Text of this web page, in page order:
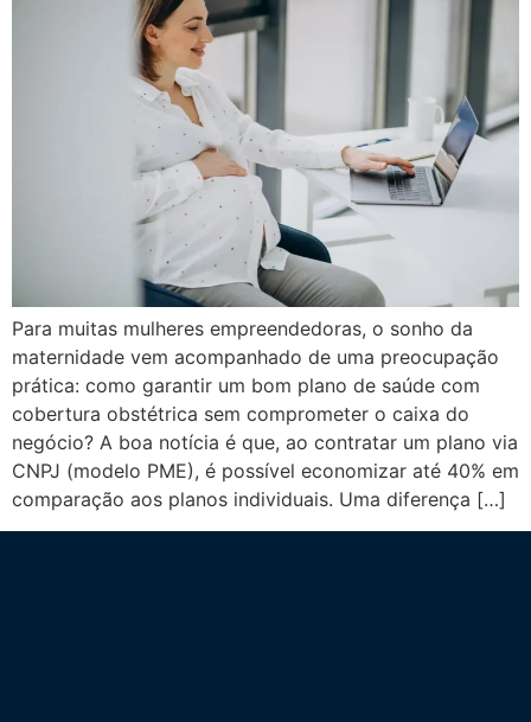
Para muitas mulheres empreendedoras, o sonho da
maternidade vem acompanhado de uma preocupação
prática: como garantir um bom plano de saúde com
cobertura obstétrica sem comprometer o caixa do
negócio? A boa notícia é que, ao contratar um plano via
CNPJ (modelo PME), é possível economizar até 40% em
comparação aos planos individuais. Uma diferença […]